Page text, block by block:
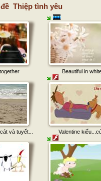
Thiệp tình yêu
Beautiful in
và tuyết... Valentine